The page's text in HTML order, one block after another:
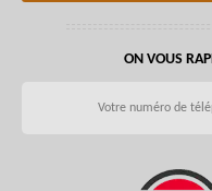
ON VOUS